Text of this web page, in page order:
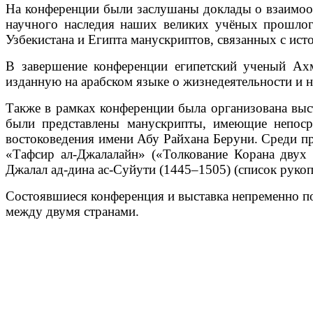
На конференции были заслушаны доклады о
научного наследия наших великих учёных
Узбекистана и Египта манускриптов, связанных с
В завершение конференции египетский ученый
изданную на арабском языке о жизнедеятельности и
Также в рамках конференции была организована
были представлены манускрипты, имеющие
востоковедения имени Абу Райхана Беруни. Среди
«Тафсир ал-Джалалайн» («Толкование Корана
Джалал ад-дина ас-Суйути (1445–1505) (список
Состоявшиеся конференция и выставка непременно
между двумя странами.